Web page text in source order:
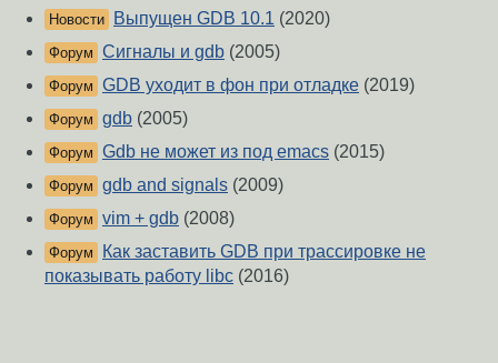
Новости Выпущен GDB 10.1 (2020)
Форум Сигналы и gdb (2005)
Форум GDB уходит в фон при отладке (2019)
Форум gdb (2005)
Форум Gdb не может из под emacs (2015)
Форум gdb and signals (2009)
Форум vim + gdb (2008)
Форум
Как заставить GDB при трассировке не
показывать работу libc (2016)